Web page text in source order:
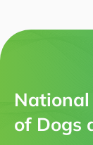
of Dogs